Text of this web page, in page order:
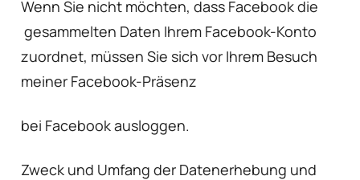
Wenn Sie nicht möchten, dass Facebook die
gesammelten Daten Ihrem Facebook-Konto
zuordnet, müssen Sie sich vor Ihrem Besuch
meiner Facebook-Präsenz
bei Facebook ausloggen.
Zweck und Umfang der Datenerhebung und